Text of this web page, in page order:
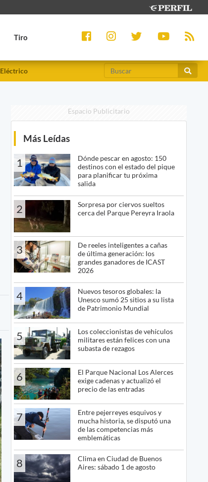
Tiro
Espacio Publicitario
Más Leídas
1
Dónde pescar en agosto: 150
destinos con el estado del pique
para planificar tu próxima
salida
2
Sorpresa por ciervos sueltos
cerca del Parque Pereyra Iraola
3
De reeles inteligentes a cañas
de última generación: los
grandes ganadores de ICAST
2026
4
Nuevos tesoros globales: la
Unesco sumó 25 sitios a su lista
de Patrimonio Mundial
5
Los coleccionistas de vehículos
militares están felices con una
subasta de rezagos
6
El Parque Nacional Los Alerces
exige cadenas y actualizó el
precio de las entradas
7
Entre pejerreyes esquivos y
mucha historia, se disputó una
de las competencias más
emblemáticas
8
Clima en Ciudad de Buenos
Aires: sábado 1 de agosto